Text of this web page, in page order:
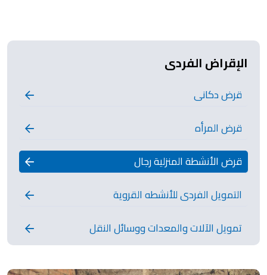
الإقراض الفردى
قرض دكانى
قرض المرأه
قرض الأنشطة المنزلية رجال
التمويل الفردى للأنشطه القروية
تمويل الآلات والمعدات ووسائل النقل